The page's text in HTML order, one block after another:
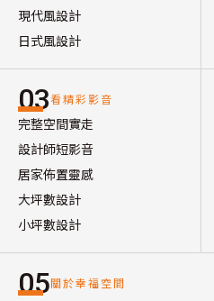
現代風設計
日式風設計
03看精彩影音
完整空間實走
設計師短影音
居家佈置靈感
大坪數設計
小坪數設計
05關於幸福空間